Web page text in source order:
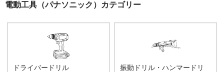
電動工具（パナソニック）カテゴリー
ドライバードリル
振動ドリル・ハンマードリ